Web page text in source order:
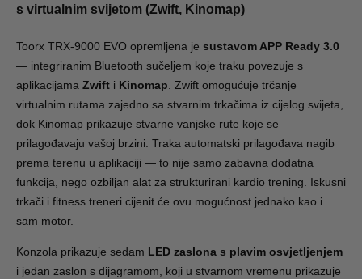
s virtualnim svijetom (Zwift, Kinomap)
Toorx TRX-9000 EVO opremljena je sustavom APP Ready 3.0
— integriranim Bluetooth sučeljem koje traku povezuje s
aplikacijama Zwift i Kinomap . Zwift omogućuje trčanje
virtualnim rutama zajedno sa stvarnim trkačima iz cijelog svijeta,
dok Kinomap prikazuje stvarne vanjske rute koje se
prilagođavaju vašoj brzini. Traka automatski prilagođava nagib
prema terenu u aplikaciji — to nije samo zabavna dodatna
funkcija, nego ozbiljan alat za strukturirani kardio trening. Iskusni
trkači i fitness treneri cijenit će ovu mogućnost jednako kao i
sam motor.
Konzola prikazuje sedam LED zaslona s plavim osvjetljenjem
i jedan zaslon s dijagramom, koji u stvarnom vremenu prikazuje